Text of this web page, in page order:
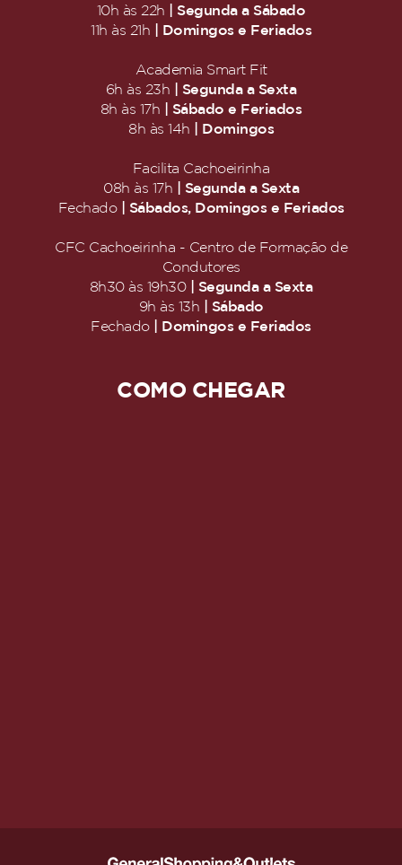
10h às 22h
| Segunda a Sábado
11h às 21h
| Domingos e Feriados
Academia Smart Fit
6h às 23h
| Segunda a Sexta
8h às 17h
| Sábado e Feriados
8h às 14h
| Domingos
Facilita Cachoeirinha
08h às 17h
| Segunda a Sexta
Fechado
| Sábados, Domingos e Feriados
CFC Cachoeirinha - Centro de Formação de
Condutores
8h30 às 19h30
| Segunda a Sexta
9h às 13h
| Sábado
Fechado
| Domingos e Feriados
COMO CHEGAR